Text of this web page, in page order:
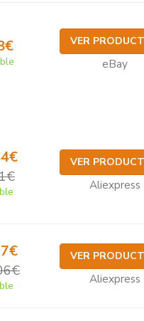
VER
eBay
VER
Aliexpress
VER
Aliexpress